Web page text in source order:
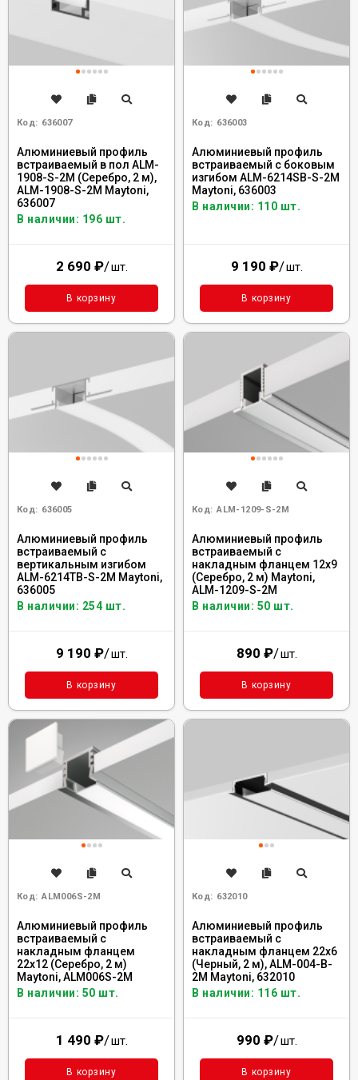
Код: 636007
Алюминиевый профиль
встраиваемый в пол ALM-
1908-S-2M (Серебро, 2 м),
ALM-1908-S-2M Maytoni,
636007
В наличии: 196 шт.
2 690 ₽/шт.
В корзину
Код: 636003
Алюминиевый профиль
встраиваемый с боковым
изгибом ALM-6214SB-S-2M
Maytoni, 636003
В наличии: 110 шт.
9 190 ₽/шт.
В корзину
Код: 636005
Алюминиевый профиль
встраиваемый с
вертикальным изгибом
ALM-6214TB-S-2M Maytoni,
636005
В наличии: 254 шт.
9 190 ₽/шт.
В корзину
Код: ALM-1209-S-2M
Алюминиевый профиль
встраиваемый с
накладным фланцем 12x9
(Серебро, 2 м) Maytoni,
ALM-1209-S-2M
В наличии: 50 шт.
890 ₽/шт.
В корзину
Код: ALM006S-2M
Алюминиевый профиль
встраиваемый с
накладным фланцем
22x12 (Серебро, 2 м)
Maytoni, ALM006S-2M
В наличии: 50 шт.
1 490 ₽/шт.
В корзину
Код: 632010
Алюминиевый профиль
встраиваемый с
накладным фланцем 22x6
(Черный, 2 м), ALM-004-B-
2M Maytoni, 632010
В наличии: 116 шт.
990 ₽/шт.
В корзину